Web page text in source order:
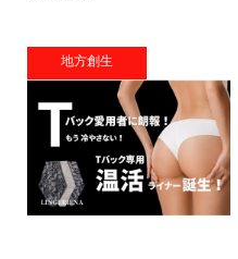
地方創生